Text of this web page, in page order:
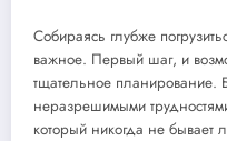
Собираясь глубже
важное. Первый шаг, и
тщательное планирование.
неразрешимыми
который никогда не бывает